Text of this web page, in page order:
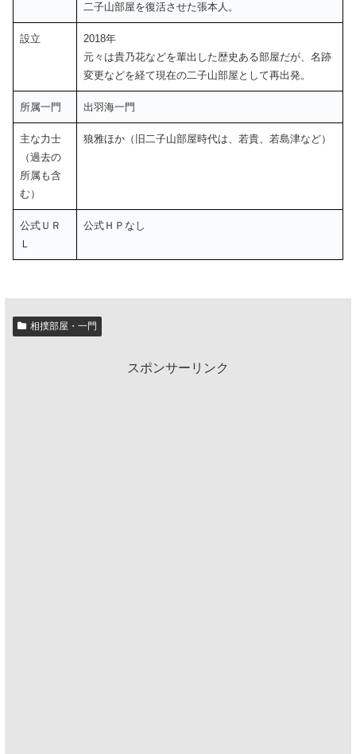
二子山部屋を復活させた張本人。
設立
2018年
元々は貴乃花などを輩出した歴史ある部屋だが、名跡
変更などを経て現在の二子山部屋として再出発。
所属一門 出羽海一門
主な力士
（過去の
所属も含
む）
狼雅ほか（旧二子山部屋時代は、若貴、若島津など）
公式ＵＲ
Ｌ
公式ＨＰなし
相撲部屋・一門
スポンサーリンク